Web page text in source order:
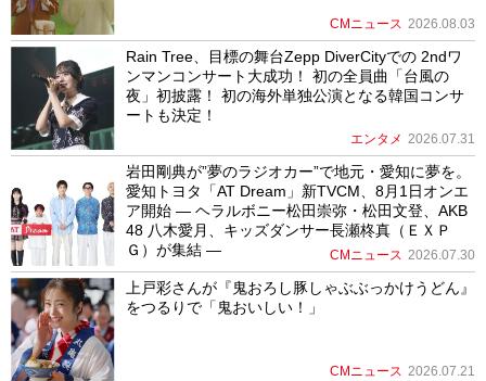
CMニュース 2026.08.03
Rain Tree、目標の舞台Zepp DiverCityでの 2ndワ
ンマンコンサート大成功！ 初の全員曲「台風の
夜」初披露！ 初の海外単独公演となる韓国コンサ
ートも決定！
エンタメ 2026.07.31
岩田剛典が”夢のラジオカー”で地元・愛知に夢を。
愛知トヨタ「AT Dream」新TVCM、8月1日オンエ
ア開始 ― ヘラルボニー松田崇弥・松田文登、AKB
48 八木愛月、キッズダンサー長瀬柊真（ＥＸＰ
Ｇ）が集結 ―
CMニュース 2026.07.30
上戸彩さんが『鬼おろし豚しゃぶぶっかけうどん』
をつるりで「鬼おいしい！」
CMニュース 2026.07.21